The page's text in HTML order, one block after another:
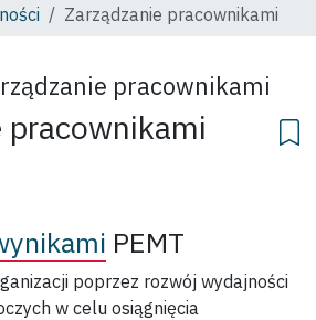
Zarządzanie pracownikami
pracownikami
pracownikami
PEMT
poprzez rozwój wydajności
w celu osiągnięcia